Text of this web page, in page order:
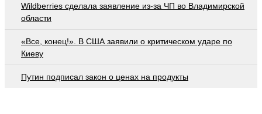
Wildberries cделала заявление из-за ЧП во Владимирской
области
«Все, конец!». В США заявили о критическом ударе по
Киеву
Путин подписал закон о ценах на продукты